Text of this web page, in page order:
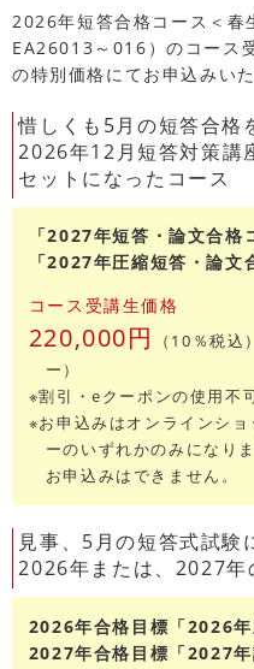
2026年短答合格コース＜春
EA26013～016）のコース
の特別価格にてお申込みいた
惜しくも5月の短答合格
2026年12月短答対策講
セットになったコース
「2027年短答・論文合格
「2027年圧縮短答・論文
コース受講生価格
220,000円
（10％税
ー）
※割引・eクーポンの使用不
※お申込みはオンラインシ
ーのいずれかのみになり
お申込みはできません。
見事、5月の短答式試験
2026年または、2027年
2026年合格目標「2026年
2027年合格目標「2027